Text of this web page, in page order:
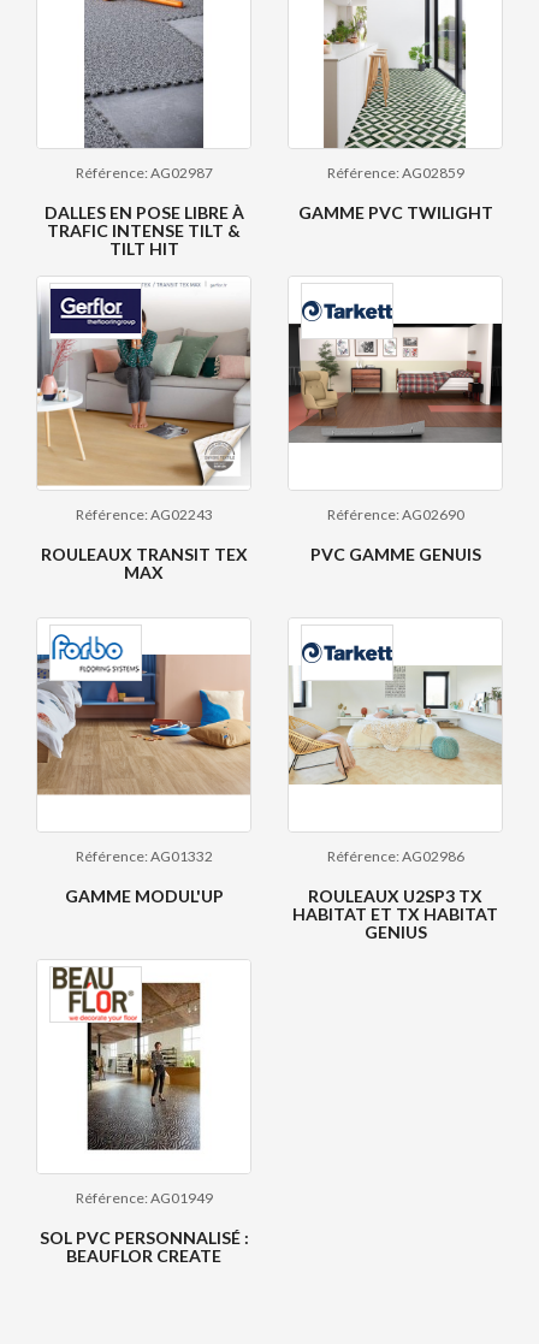
Référence: AG02987
DALLES EN POSE LIBRE À
TRAFIC INTENSE TILT &
TILT HIT
Référence: AG02859
GAMME PVC TWILIGHT
Référence: AG02243
ROULEAUX TRANSIT TEX
MAX
Référence: AG02690
PVC GAMME GENUIS
Référence: AG01332
GAMME MODUL'UP
Référence: AG02986
ROULEAUX U2SP3 TX
HABITAT ET TX HABITAT
GENIUS
Référence: AG01949
SOL PVC PERSONNALISÉ :
BEAUFLOR CREATE